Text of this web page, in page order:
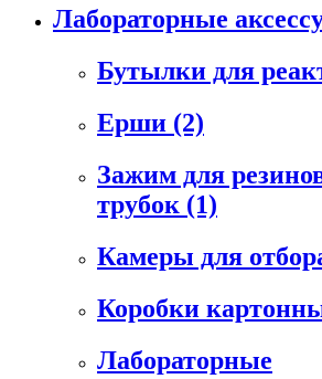
Лабораторные
Бутылки для
Ерши (2)
Зажим для
трубок (1)
Камеры для
Коробки
Лабораторные